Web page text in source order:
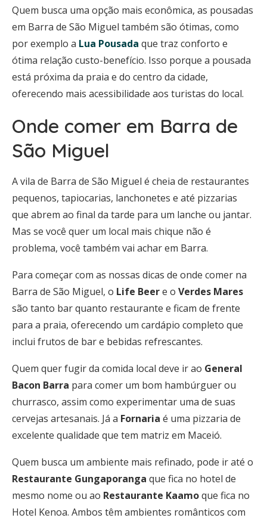
Quem busca uma opção mais econômica, as pousadas
em Barra de São Miguel também são ótimas, como
por exemplo a Lua Pousada que traz conforto e
ótima relação custo-benefício. Isso porque a pousada
está próxima da praia e do centro da cidade,
oferecendo mais acessibilidade aos turistas do local.
Onde comer em Barra de
São Miguel
A vila de Barra de São Miguel é cheia de restaurantes
pequenos, tapiocarias, lanchonetes e até pizzarias
que abrem ao final da tarde para um lanche ou jantar.
Mas se você quer um local mais chique não é
problema, você também vai achar em Barra.
Para começar com as nossas dicas de onde comer na
Barra de São Miguel, o Life Beere o Verdes Mares
são tanto bar quanto restaurante e ficam de frente
para a praia, oferecendo um cardápio completo que
inclui frutos de bar e bebidas refrescantes.
Quem quer fugir da comida local deve ir ao General
Bacon Barra para comer um bom hambúrguer ou
churrasco, assim como experimentar uma de suas
cervejas artesanais. Já a Fornaria é uma pizzaria de
excelente qualidade que tem matriz em Maceió.
Quem busca um ambiente mais refinado, pode ir até o
Restaurante Gungaporanga que fica no hotel de
mesmo nome ou ao Restaurante Kaamoque fica no
Hotel Kenoa. Ambos têm ambientes românticos com